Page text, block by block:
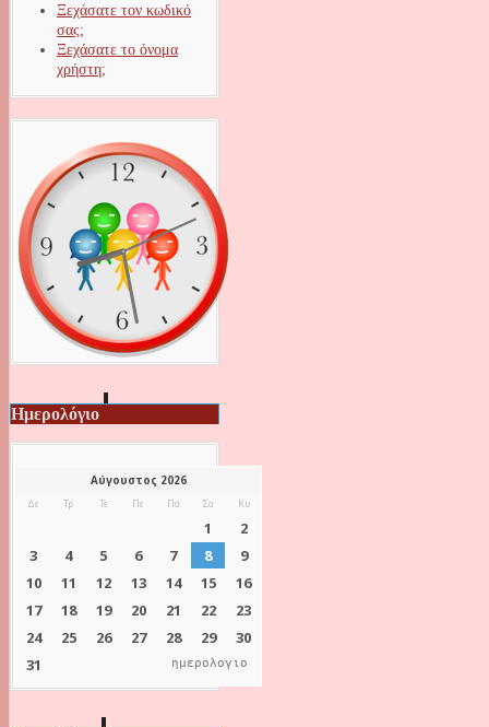
Ξεχάσατε τον κωδικό
σας;
Ξεχάσατε το όνομα
χρήστη;
Ημερολόγιο
ημερολογιο